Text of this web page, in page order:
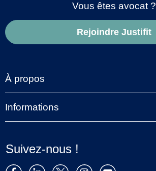
Vous êtes avocat ?
Rejoindre Justifit
À propos
Informations
Suivez-nous !